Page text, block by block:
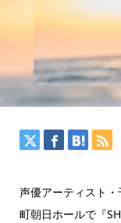
声優アーティスト
町朝日ホールで『